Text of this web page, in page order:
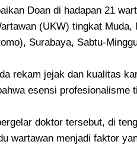
Doan di hadapan 21
(UKW) tingkat
Surabaya, Sabtu-
rekam jejak dan kualitas
esensi profesionalisme
doktor tersebut, di
wartawan menjadi faktor